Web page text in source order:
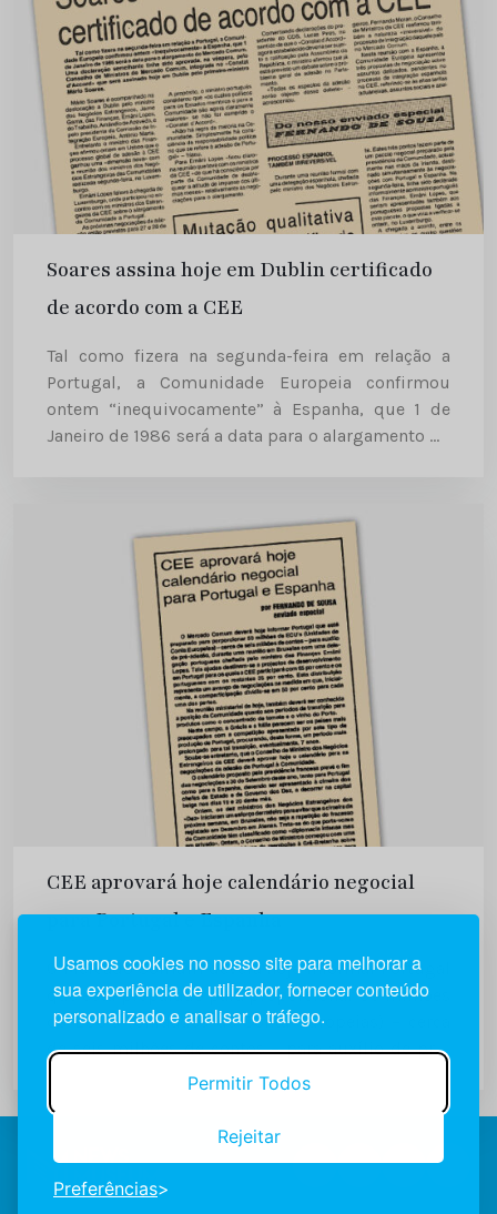
Usamos cookies no nosso site para melhorar a
sua experiência de utilizador, fornecer conteúdo
personalizado e analisar o tráfego.
Permitir Todos
Rejeitar
Preferências
Soares assina hoje em Dublin certificado
de acordo com a CEE
Tal como fizera na segunda-feira em relação a
Portugal, a Comunidade Europeia confirmou
ontem “inequivocamente” à Espanha, que 1 de
Janeiro de 1986 será a data para o alargamento do
CEE aprovará hoje calendário negocial
para Portugal e Espanha
O Mercado Comum deverá hoje informar Portugal
que está preparado para proporcionar 50 milhões
de ECU’s (Unidades de Conta Europeias) – cerca
de seis milhões de contos – para auxílio de pré-
adesão, durante uma reunião em Bruxelas com
uma delegação...